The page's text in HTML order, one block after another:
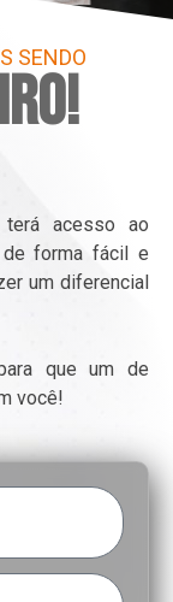
SENDO
acesso ao
de forma fácil e
um diferencial
que um de
você!